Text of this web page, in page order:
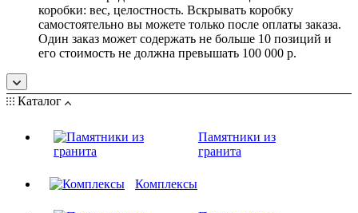
коробки: вес, целостность. Вскрывать коробку
самостоятельно вы можете только после оплаты заказа.
Один заказ может содержать не больше 10 позиций и
его стоимость не должна превышать 100 000 р.
Каталог
Памятники из
гранита
Комплексы